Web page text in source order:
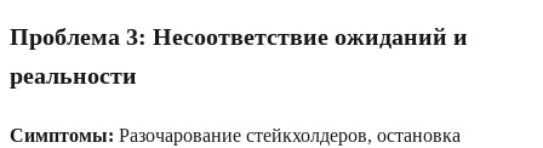
Проблема 3: Несоответствие ожиданий и
реальности
Симптомы: Разочарование стейкхолдеров, остановка